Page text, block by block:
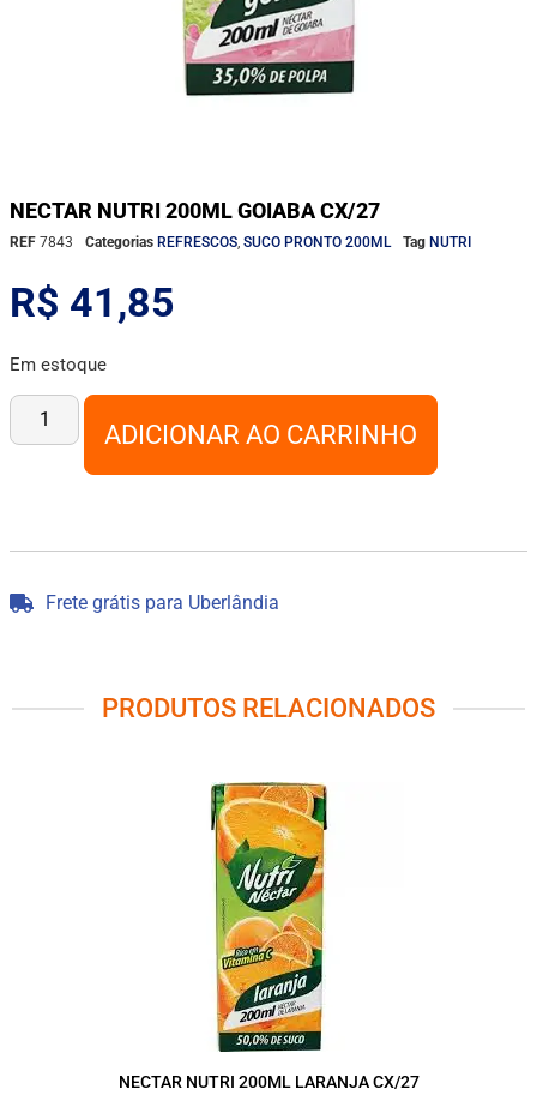
NECTAR NUTRI 200ML GOIABA CX/27
REF 7843 Categorias REFRESCOS SUCO PRONTO 200ML Tag NUTRI
R$ 41,85
Em estoque
ADICIONAR AO CARRINHO
Frete grátis para Uberlândia
PRODUTOS RELACIONADOS
NECTAR NUTRI 200ML LARANJA CX/27